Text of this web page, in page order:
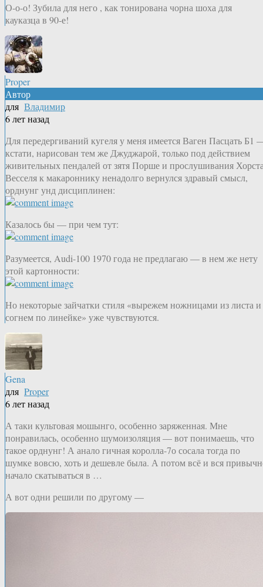
О-о-о! Зубила для него , как тонирована чорна шоха для
кауказца в 90-е!
Proper
Автор
для Владимир
6 лет назад
Для передергиваний кугеля у меня имеется Ваген Пасцать Б1
кстати, нарисован тем же Джуджарой, только под действием
живительных пендалей от зятя Порше и прослушивания
Весселя к макароннику ненадолго вернулся здравый смысл,
орднунг унд дисциплинен:
Казалось бы — при чем тут:
Разумеется, Audi-100 1970 года не предлагаю — в нем же нету
этой картонности:
Но некоторые зайчатки стиля «вырежем ножницами из листа и
согнем по линейке» уже чувствуются.
Gena
для Proper
6 лет назад
А таки культовая мошынго, особенно заряженная. Мне
понравилась, особенно шумоизоляция — вот понимаешь, что
такое орднунг! А анало гичная королла-7о сосала тогда по
шумке вовсю, хоть и дешевле была. А потом всё и вся
начало скатываться в …
А вот одни решили по другому —